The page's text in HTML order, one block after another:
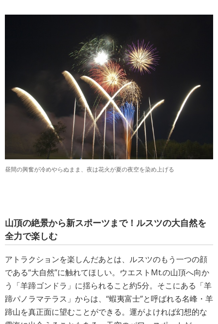
昼間の興奮が冷めやらぬまま、夜は花火が夏の夜空を染め上げる
山頂の絶景から新スポーツまで！ルスツの大自然を
全力で楽しむ
アトラクションを楽しんだあとは、ルスツのもう一つの顔
である“大自然”に触れてほしい。ウエストMt.の山頂へ向か
う「羊蹄ゴンドラ」に揺られること約5分。そこにある「羊
蹄パノラマテラス」からは、“蝦夷富士”と呼ばれる名峰・羊
蹄山を真正面に望むことができる。運がよければ幻想的な